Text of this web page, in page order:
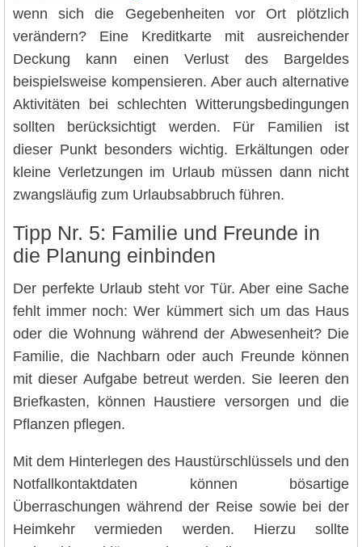
wenn sich die Gegebenheiten vor Ort plötzlich
verändern? Eine Kreditkarte mit ausreichender
Deckung kann einen Verlust des Bargeldes
beispielsweise kompensieren. Aber auch alternative
Aktivitäten bei schlechten Witterungsbedingungen
sollten berücksichtigt werden. Für Familien ist
dieser Punkt besonders wichtig. Erkältungen oder
kleine Verletzungen im Urlaub müssen dann nicht
zwangsläufig zum Urlaubsabbruch führen.
Tipp Nr. 5: Familie und Freunde in
die Planung einbinden
Der perfekte Urlaub steht vor Tür. Aber eine Sache
fehlt immer noch: Wer kümmert sich um das Haus
oder die Wohnung während der Abwesenheit? Die
Familie, die Nachbarn oder auch Freunde können
mit dieser Aufgabe betreut werden. Sie leeren den
Briefkasten, können Haustiere versorgen und die
Pflanzen pflegen.
Mit dem Hinterlegen des Haustürschlüssels und den
Notfallkontaktdaten können bösartige
Überraschungen während der Reise sowie bei der
Heimkehr vermieden werden. Hierzu sollte